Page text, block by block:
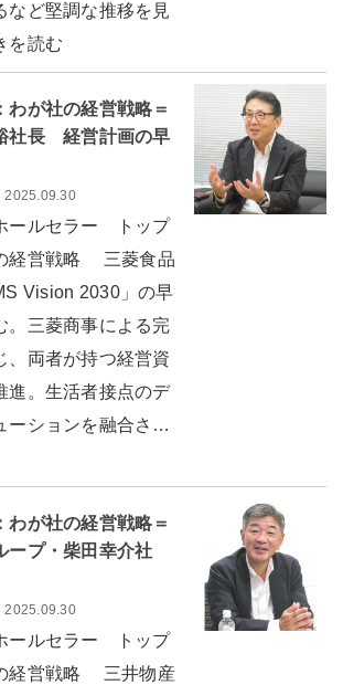
など堅調な推移を見
を読む
わが社の経営戦略＝
社長 経営計画の早
2025.09.30
ルセラー トップ
経営戦略 三菱食品
Vision 2030」の早
。三菱商事による完
、両者が持つ経営資
進。生活者接点のデ
ーションを融合さ…
わが社の経営戦略＝
ープ・柴田幸介社
2025.09.30
ルセラー トップ
経営戦略 三井物産